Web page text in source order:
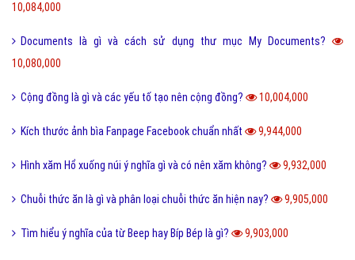
10,084,000
Documents là gì và cách sử dụng thư mục My Documents?
10,080,000
Cộng đồng là gì và các yếu tố tạo nên cộng đồng? 10,004,000
Kích thước ảnh bìa Fanpage Facebook chuẩn nhất 9,944,000
Hình xăm Hổ xuống núi ý nghĩa gì và có nên xăm không? 9,932,000
Chuỗi thức ăn là gì và phân loại chuỗi thức ăn hiện nay? 9,905,000
Tìm hiểu ý nghĩa của từ Beep hay Bíp Bép là gì? 9,903,000